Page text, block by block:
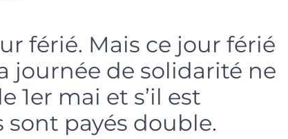
férié. Mais ce jour férié
journée de solidarité ne
1er mai et s’il est
sont payés double.